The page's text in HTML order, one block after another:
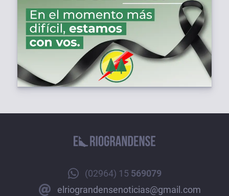
(02964) 15 569079
elriograndensenoticias@gmail.com